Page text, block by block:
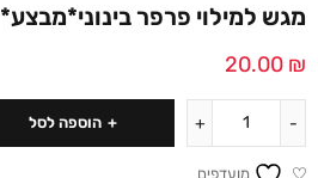
מגש למילוי פרפר בינוני*מבצע*
20.00 ₪
הוספה לסל
מועדפים